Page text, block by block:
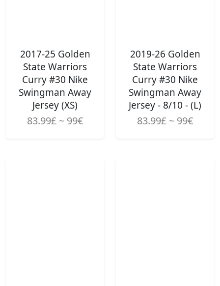
2017-25 Golden
State Warriors
Curry #30 Nike
Swingman Away
Jersey (XS)
83.99£ ~ 99€
2019-26 Golden
State Warriors
Curry #30 Nike
Swingman Away
Jersey - 8/10 - (L)
83.99£ ~ 99€